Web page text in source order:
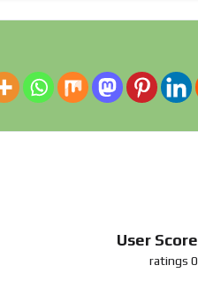
User Score
0 ratings